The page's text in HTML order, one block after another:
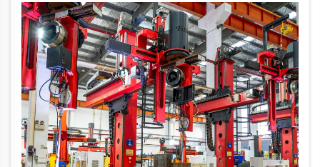
reposent sur...